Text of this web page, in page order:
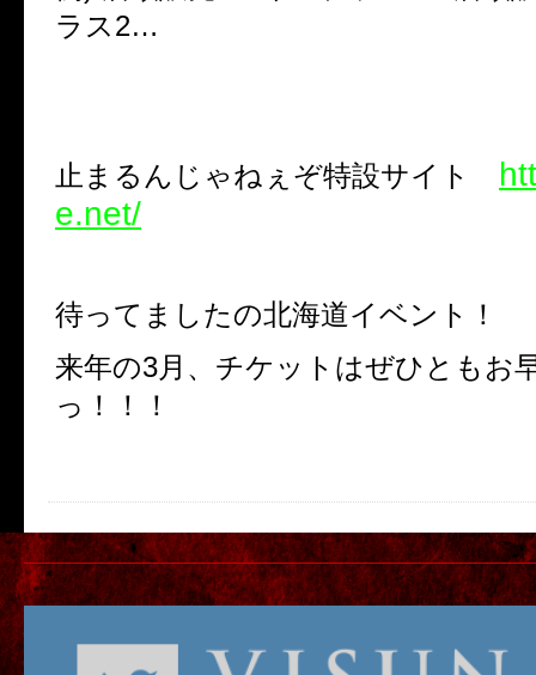
ラス2…
止まるんじゃねぇぞ特設サイト
e.net/
待ってましたの北海道イベント！
来年の3月、チケットはぜひともお
っ！！！